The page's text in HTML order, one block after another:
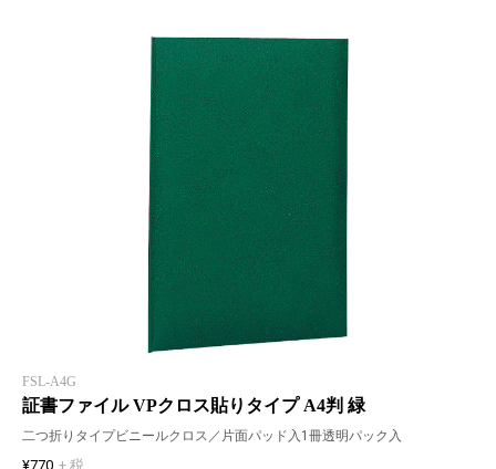
FSL-A4G
証書ファイル VPクロス貼りタイプ A4判 緑
二つ折りタイプビニールクロス／片面パッド入1冊透明パック入
¥770 + 税